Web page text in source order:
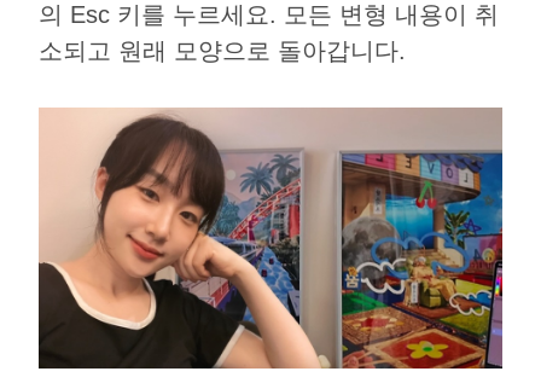
의 Esc 키를 누르세요. 모든 변형 내용이 취
소되고 원래 모양으로 돌아갑니다.